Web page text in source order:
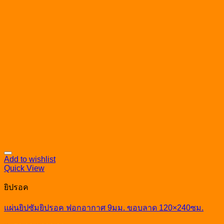
Add to wishlist
Quick View
ยิปรอค
แผ่นยิปซัมยิปรอค ฟอกอากาศ 9มม. ขอบลาด 120×240ซม.